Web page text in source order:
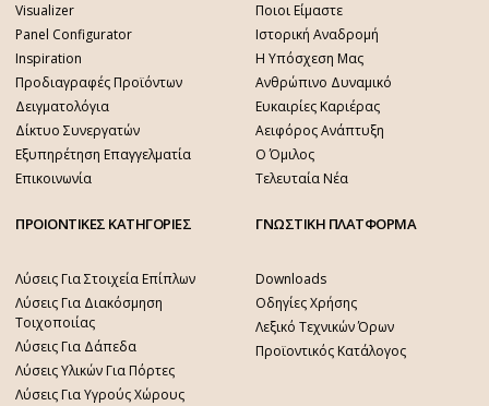
Visualizer
Panel Configurator
Inspiration
Προδιαγραφές Προϊόντων
Δειγματολόγια
Δίκτυο Συνεργατών
Εξυπηρέτηση Επαγγελματία
Επικοινωνία
Ποιοι Είμαστε
Ιστορική Αναδρομή
Η Υπόσχεση Μας
Ανθρώπινο Δυναμικό
Ευκαιρίες Καριέρας
Αειφόρος Ανάπτυξη
Ο Όμιλος
Τελευταία Νέα
ΠΡΟΙΟΝΤΙΚΕΣ ΚΑΤΗΓΟΡΙΕΣ
Λύσεις Για Στοιχεία Επίπλων
Λύσεις Για Διακόσμηση
Τοιχοποιίας
Λύσεις Για Δάπεδα
Λύσεις Υλικών Για Πόρτες
Λύσεις Για Υγρούς Χώρους
ΓΝΩΣΤΙΚΗ ΠΛΑΤΦΟΡΜΑ
Downloads
Οδηγίες Χρήσης
Λεξικό Τεχνικών Όρων
Προϊοντικός Κατάλογος